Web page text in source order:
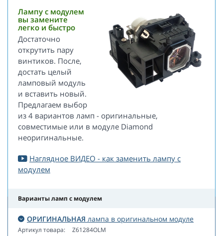
Лампу с модулем
вы замените
легко и быстро
Достаточно
открутить пару
винтиков. После,
достать целый
ламповый модуль
и вставить новый.
Предлагаем выбор
из 4 вариантов ламп - оригинальные,
совместимые или в модуле Diamond
неоригинальные.
Наглядное ВИДЕО - как заменить лампу с
модулем
Варианты ламп с модулем
ОРИГИНАЛЬНАЯ лампа в оригинальном модуле
Артикул товара:
Z61284OLM